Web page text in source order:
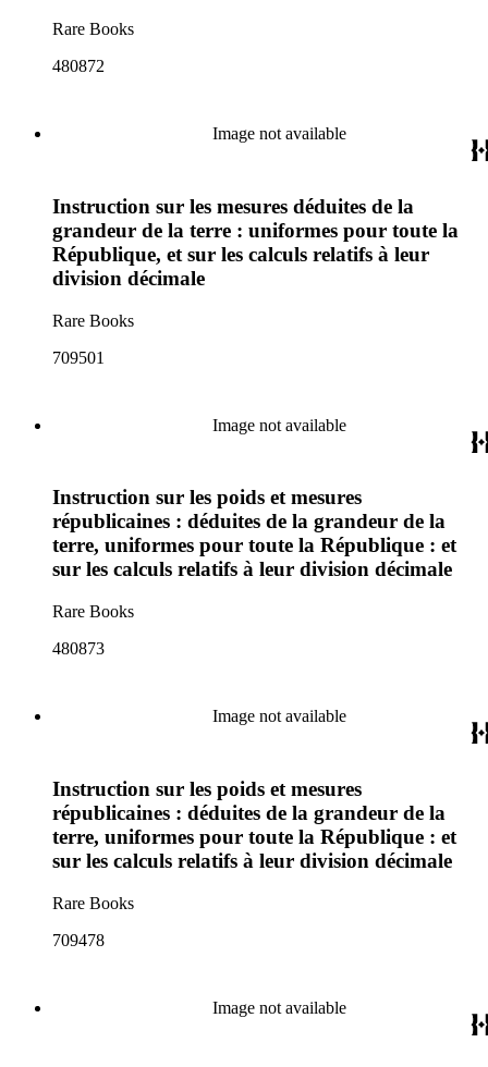
Rare Books
480872
Image not available
Instruction sur les mesures déduites de la
grandeur de la terre : uniformes pour toute la
République, et sur les calculs relatifs à leur
division décimale
Rare Books
709501
Image not available
Instruction sur les poids et mesures
républicaines : déduites de la grandeur de la
terre, uniformes pour toute la République : et
sur les calculs relatifs à leur division décimale
Rare Books
480873
Image not available
Instruction sur les poids et mesures
républicaines : déduites de la grandeur de la
terre, uniformes pour toute la République : et
sur les calculs relatifs à leur division décimale
Rare Books
709478
Image not available